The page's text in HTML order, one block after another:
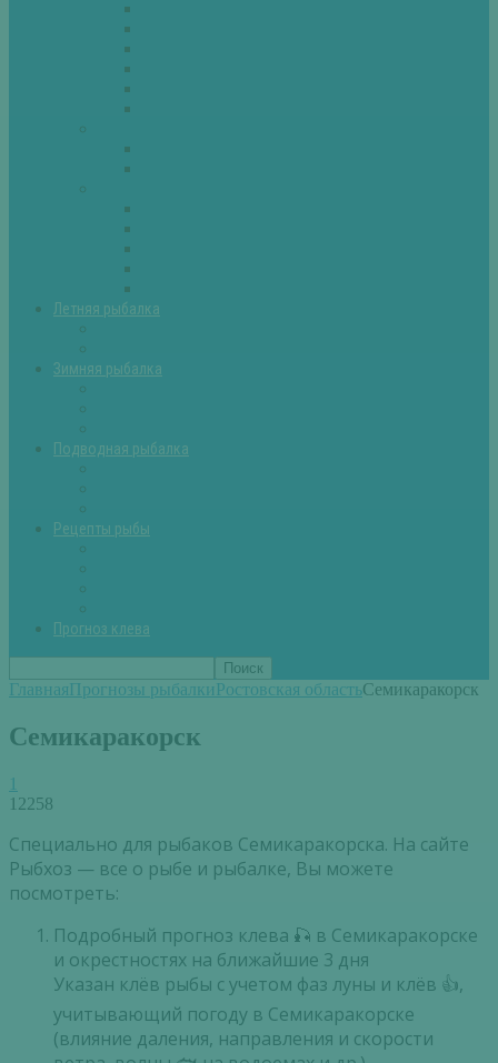
Летняя рыбалка
Зимняя рыбалка
Подводная рыбалка
Рецепты рыбы
Прогноз клева
ГлавнаяПрогнозы рыбалкиРостовская областьСемикаракорск
Семикаракорск
1
12258
Специально для рыбаков Семикаракорска. На сайте
Рыбхоз — все о рыбе и рыбалке, Вы можете
посмотреть:
Подробный прогноз клева 🎣 в Семикаракорске
и окрестностях на ближайшие 3 дня
Указан клёв рыбы с учетом фаз луны и клёв 👍,
учитывающий погоду в Семикаракорске
(влияние даления, направления и скорости